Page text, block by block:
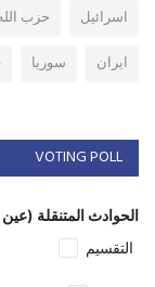
اسرائيل
حزب
ايران
سوريا
VOTING POLL
الحوادث المتنقلة
التقسيم